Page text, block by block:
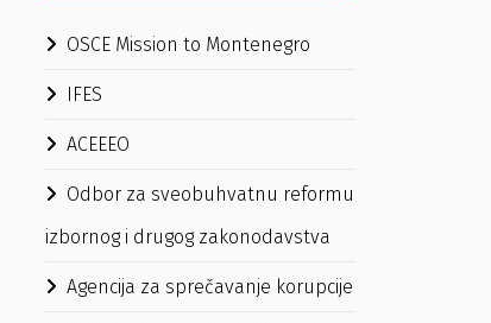
OSCE Mission to Montenegro
IFES
ACEEEO
Odbor za sveobuhvatnu reformu
izbornog i drugog zakonodavstva
Agencija za sprečavanje korupcije